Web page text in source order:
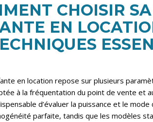
CHOISIR
EN
en location repose sur plusieurs
à la fréquentation du point de vente et
d’évaluer la puissance et le
parfaite, tandis que les modèles